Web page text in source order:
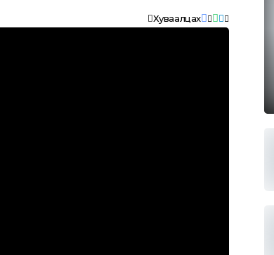
Хуваалцах